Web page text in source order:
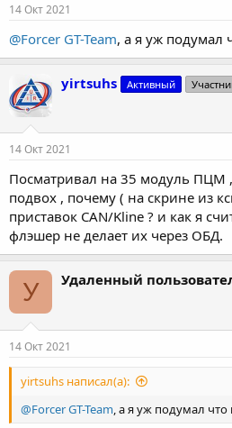
14 Окт 2021
@Forcer GT-Team, а я уж подумал
yirtsuhs Активный
14 Окт 2021
Посматривал на 35 модуль ПЦМ
подвох , почему ( на скрине из
приставок CAN/Kline ? и как я
флэшер не делает их через ОБД.
У Удаленный
14 Окт 2021
yirtsuhs написал(а):
@Forcer GT-Team, а я уж подумал что